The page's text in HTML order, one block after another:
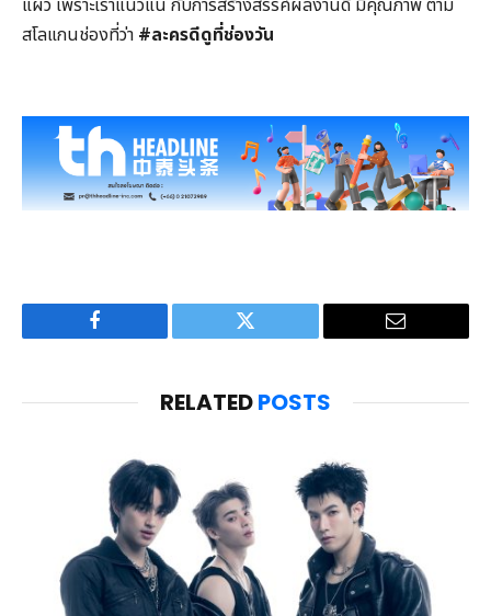
แผ่ว เพราะเราแน่วแน่ กับการสร้างสรรค์ผลงานดี มีคุณภาพ ตาม
สโลแกนช่องที่ว่า #ละครดีดูที่ช่องวัน
Facebook Twitter Email
RELATEDPOSTS